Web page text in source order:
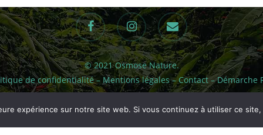
facebook instagram email
© 2021 Osmose Nature.
de confidentialité– Mentions légales–Contact–Démarche
expérience sur notre site web. Si vous continuez à utiliser ce